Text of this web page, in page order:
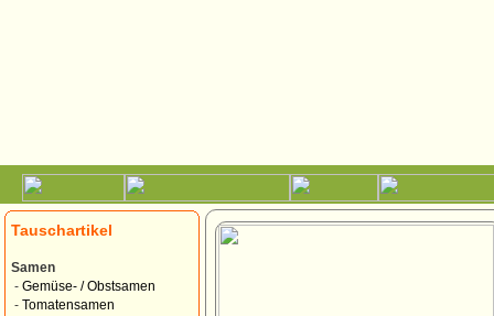
Tauschartikel
Samen
- Gemüse- / Obstsamen
- Tomatensamen